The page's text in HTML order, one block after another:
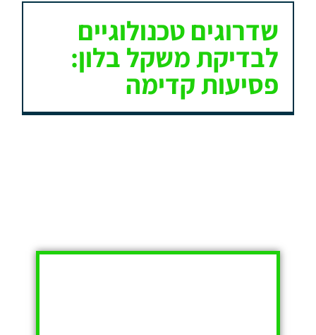
שדרוגים טכנולוגיים
לבדיקת משקל בלון:
פסיעות קדימה